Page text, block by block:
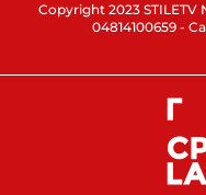
Copyright 2023 STILETV
04814100659 -